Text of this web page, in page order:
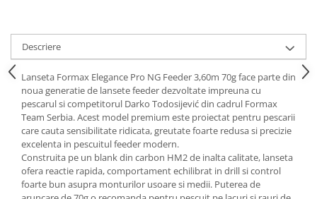
Descriere
Lanseta Formax Elegance Pro NG Feeder 3,60m 70g face parte din
noua generatie de lansete feeder dezvoltate impreuna cu
pescarul si competitorul Darko Todosijević din cadrul Formax
Team Serbia. Acest model premium este proiectat pentru pescarii
care cauta sensibilitate ridicata, greutate foarte redusa si precizie
excelenta in pescuitul feeder modern.
Construita pe un blank din carbon HM2 de inalta calitate, lanseta
ofera reactie rapida, comportament echilibrat in drill si control
foarte bun asupra monturilor usoare si medii. Puterea de